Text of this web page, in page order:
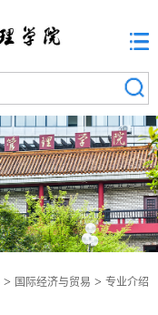
> 国际经济与贸易 > 专业介绍